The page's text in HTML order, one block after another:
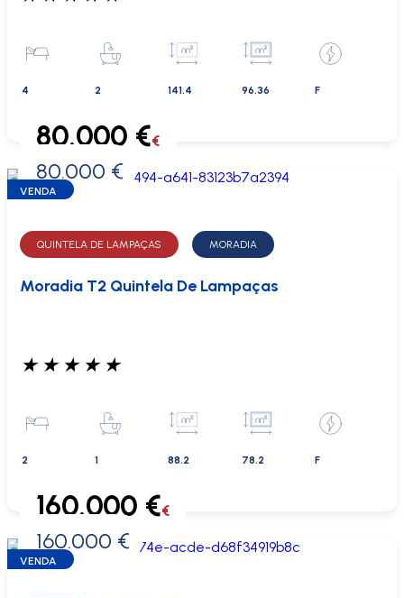
4 2 141.4 96.36 F
0 €
80.000 €€
80.000 €
VENDA
QUINTELA DE LAMPAÇAS MORADIA
Moradia T2 Quintela De Lampaças
★ ★ ★ ★ ★
2 1 88.2 78.2 F
0 €
160.000 €€
160.000 €
VENDA